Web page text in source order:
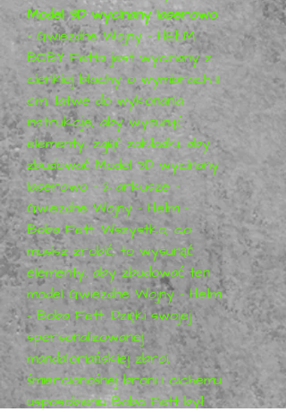
Model 3D wycinany laserowo
- Gwiezdne Wojny - HEŁM
BOBY Fetta jest wycinany z
cienkiej blachy o wymiarach 11
cm, łatwe do wykonania
instrukcje, aby wysunąć
elementy, zgiąć zakładki, aby
zbudować Model 3D wycinany
laserowo - 2 arkusze -
Gwiezdne Wojny - Hełm -
Boba Fett. Wszystko, co
musisz zrobić, to wysunąć
elementy, aby zbudować ten
model Gwiezdne Wojny - Hełm
- Boba Fett. Dzięki swojej
spersonalizowanej
mandaloriańskiej zbroi,
śmiercionośnej broni i cichemu
usposobieniu Boba Fett był